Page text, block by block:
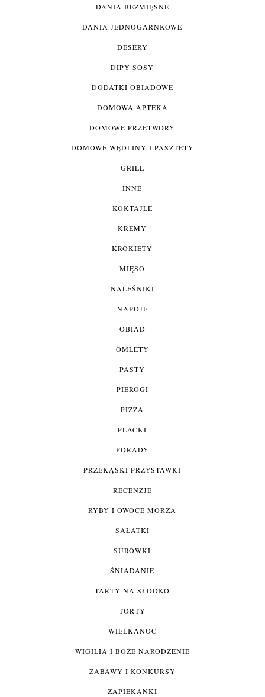
DANIA BEZMIĘSNE
DANIA JEDNOGARNKOWE
DESERY
DIPY SOSY
DODATKI OBIADOWE
DOMOWA APTEKA
DOMOWE PRZETWORY
DOMOWE WĘDLINY I PASZTETY
GRILL
INNE
KOKTAJLE
KREMY
KROKIETY
MIĘSO
NALEŚNIKI
NAPOJE
OBIAD
OMLETY
PASTY
PIEROGI
PIZZA
PLACKI
PORADY
PRZEKĄSKI PRZYSTAWKI
RECENZJE
RYBY I OWOCE MORZA
SAŁATKI
SURÓWKI
ŚNIADANIE
TARTY NA SŁODKO
TORTY
WIELKANOC
WIGILIA I BOŻE NARODZENIE
ZABAWY I KONKURSY
ZAPIEKANKI